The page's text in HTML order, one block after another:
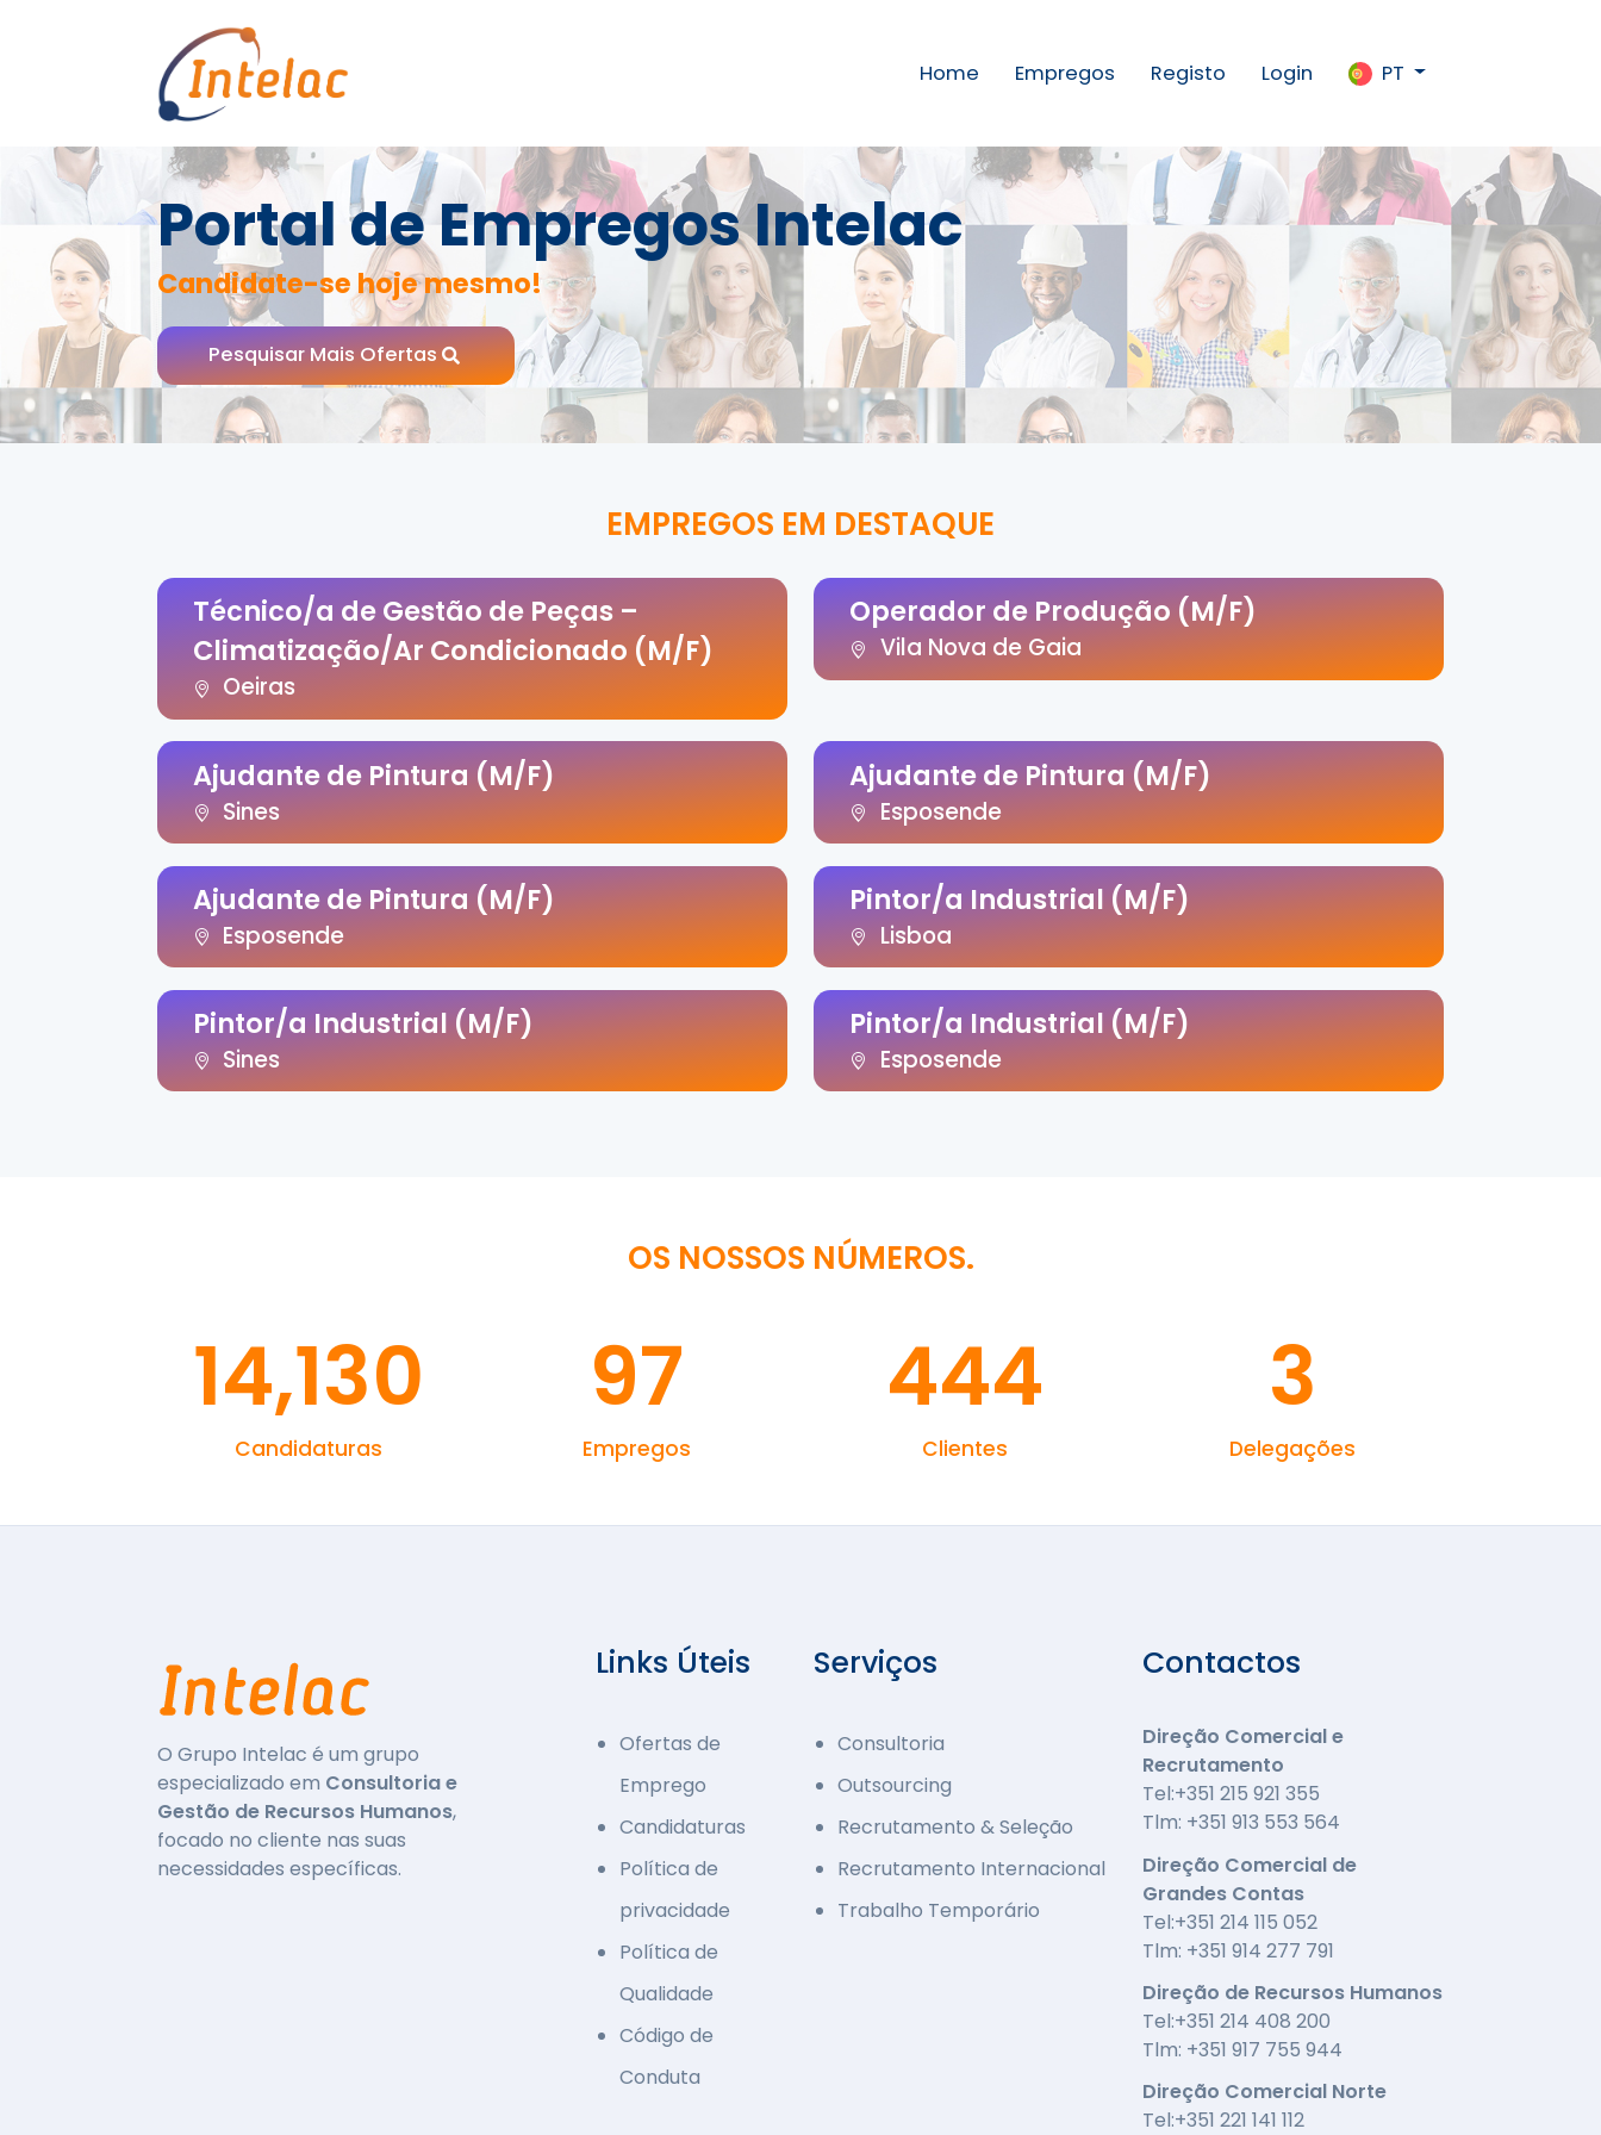
Home Empregos Registo Login PT
Portal de Empregos Intelac
Candidate-se hoje mesmo!
Pesquisar Mais Ofertas
EMPREGOS EM DESTAQUE
Técnico/a de Gestão de Peças –
Climatização/Ar Condicionado (M/F)
Oeiras
Operador de Produção (M/F)
Vila Nova de Gaia
Ajudante de Pintura (M/F)
Sines
Ajudante de Pintura (M/F)
Esposende
Ajudante de Pintura (M/F)
Esposende
Pintor/a Industrial (M/F)
Lisboa
Pintor/a Industrial (M/F)
Sines
Pintor/a Industrial (M/F)
Esposende
OS NOSSOS NÚMEROS.
14,130
Candidaturas
97
Empregos
444
Clientes
3
Delegações
O Grupo Intelac é um grupo
especializado em Consultoria e
Gestão de Recursos Humanos,
focado no cliente nas suas
necessidades específicas.
Links Úteis
Ofertas de
Emprego
Candidaturas
Política de
privacidade
Política de
Qualidade
Código de
Conduta
Serviços
Consultoria
Outsourcing
Recrutamento & Seleção
Recrutamento Internacional
Trabalho Temporário
Contactos
Direção Comercial e
Recrutamento
Tel:+351 215 921 355
Tlm: +351 913 553 564
Direção Comercial de
Grandes Contas
Tel:+351 214 115 052
Tlm: +351 914 277 791
Direção de Recursos Humanos
Tel:+351 214 408 200
Tlm: +351 917 755 944
Direção Comercial Norte
Tel:+351 221 141 112